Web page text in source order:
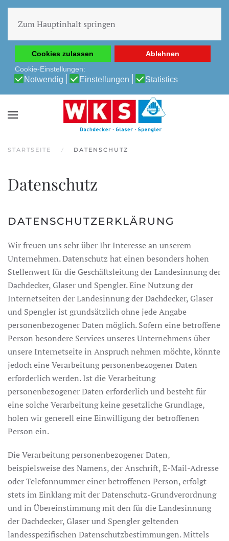
Erfahrung auf unserer Website zu ermöglichen.
Cookie-Richtlinie
Datenschutz-Bestimmungen
Cookies zulassen
Ablehnen
Cookie-Einstellungen:
Notwendig Einstellungen Statistics
Zum Hauptinhalt springen
STARTSEITE DATENSCHUTZ
Datenschutz
DATENSCHUTZERKLÄRUNG
Wir freuen uns sehr über Ihr Interesse an unserem
Unternehmen. Datenschutz hat einen besonders hohen
Stellenwert für die Geschäftsleitung der Landesinnung der
Dachdecker, Glaser und Spengler. Eine Nutzung der
Internetseiten der Landesinnung der Dachdecker, Glaser
und Spengler ist grundsätzlich ohne jede Angabe
personenbezogener Daten möglich. Sofern eine betroffene
Person besondere Services unseres Unternehmens über
unsere Internetseite in Anspruch nehmen möchte, könnte
jedoch eine Verarbeitung personenbezogener Daten
erforderlich werden. Ist die Verarbeitung
personenbezogener Daten erforderlich und besteht für
eine solche Verarbeitung keine gesetzliche Grundlage,
holen wir generell eine Einwilligung der betroffenen
Person ein.
Die Verarbeitung personenbezogener Daten,
beispielsweise des Namens, der Anschrift, E-Mail-Adresse
oder Telefonnummer einer betroffenen Person, erfolgt
stets im Einklang mit der Datenschutz-Grundverordnung
und in Übereinstimmung mit den für die Landesinnung
der Dachdecker, Glaser und Spengler geltenden
landesspezifischen Datenschutzbestimmungen. Mittels